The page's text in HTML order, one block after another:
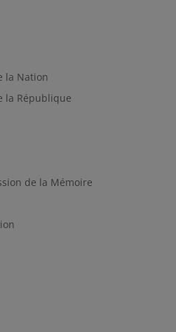
la Nation
la République
de la Mémoire